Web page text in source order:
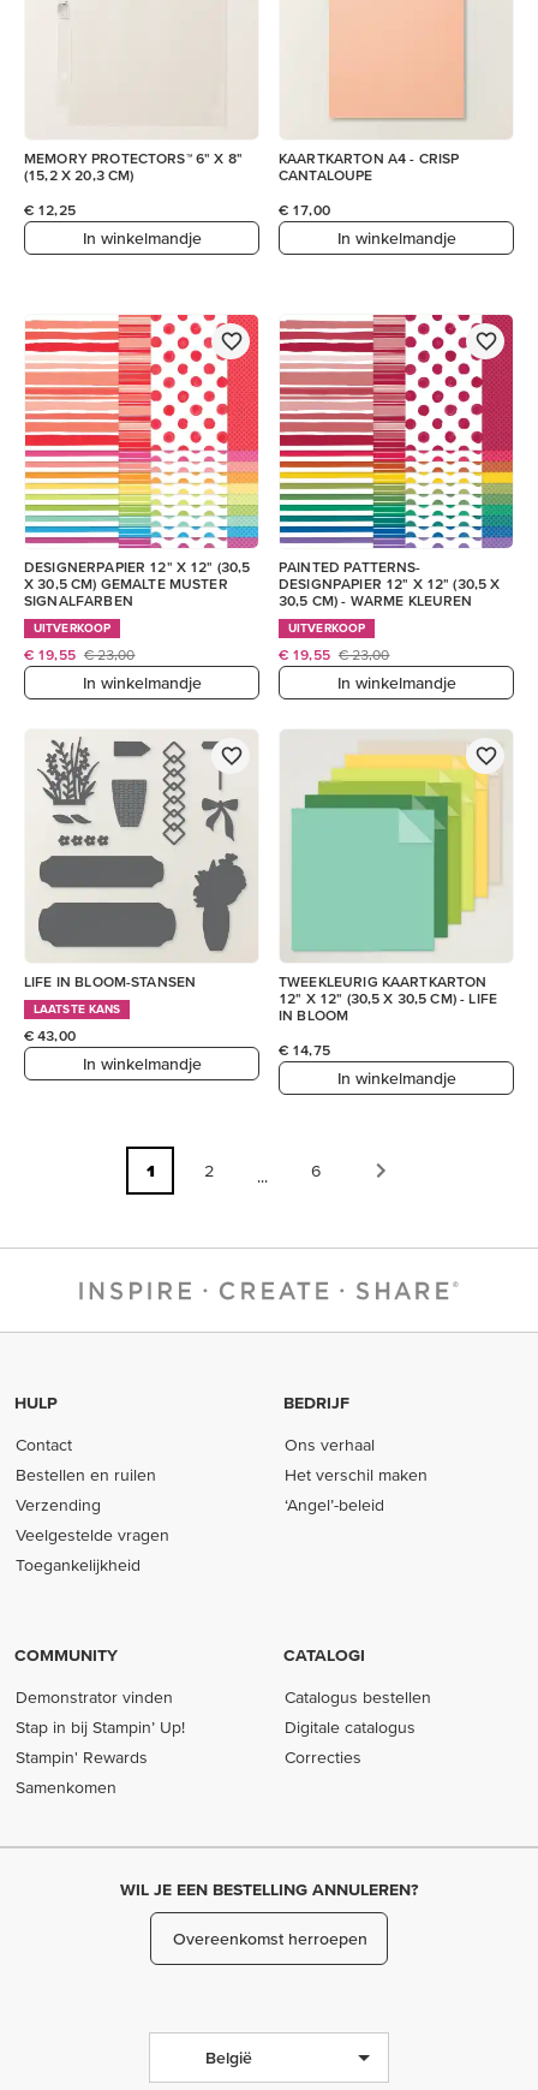
MEMORY PROTECTORS™ 6" X 8"
(15,2 X 20,3 CM)
€ 12,25
In winkelmandje
KAARTKARTON A4 - CRISP
CANTALOUPE
€ 17,00
In winkelmandje
DESIGNERPAPIER 12" X 12" (30,5
X 30,5 CM) GEMALTE MUSTER
SIGNALFARBEN
UITVERKOOP
€ 19,55 € 23,00
In winkelmandje
PAINTED PATTERNS-
DESIGNPAPIER 12" X 12" (30,5 X
30,5 CM) - WARME KLEUREN
UITVERKOOP
€ 19,55 € 23,00
In winkelmandje
LIFE IN BLOOM-STANSEN
LAATSTE KANS
€ 43,00
In winkelmandje
TWEEKLEURIG KAARTKARTON
12" X 12" (30,5 X 30,5 CM) - LIFE
IN BLOOM
€ 14,75
In winkelmandje
1 2 ... 6
HULP
Contact
Bestellen en ruilen
Verzending
Veelgestelde vragen
Toegankelijkheid
BEDRIJF
Ons verhaal
Het verschil maken
‘Angel’-beleid
COMMUNITY
Demonstrator vinden
Stap in bij Stampin’ Up!
Stampin' Rewards
Samenkomen
CATALOGI
Catalogus bestellen
Digitale catalogus
Correcties
WIL JE EEN BESTELLING ANNULEREN?
Overeenkomst herroepen
België